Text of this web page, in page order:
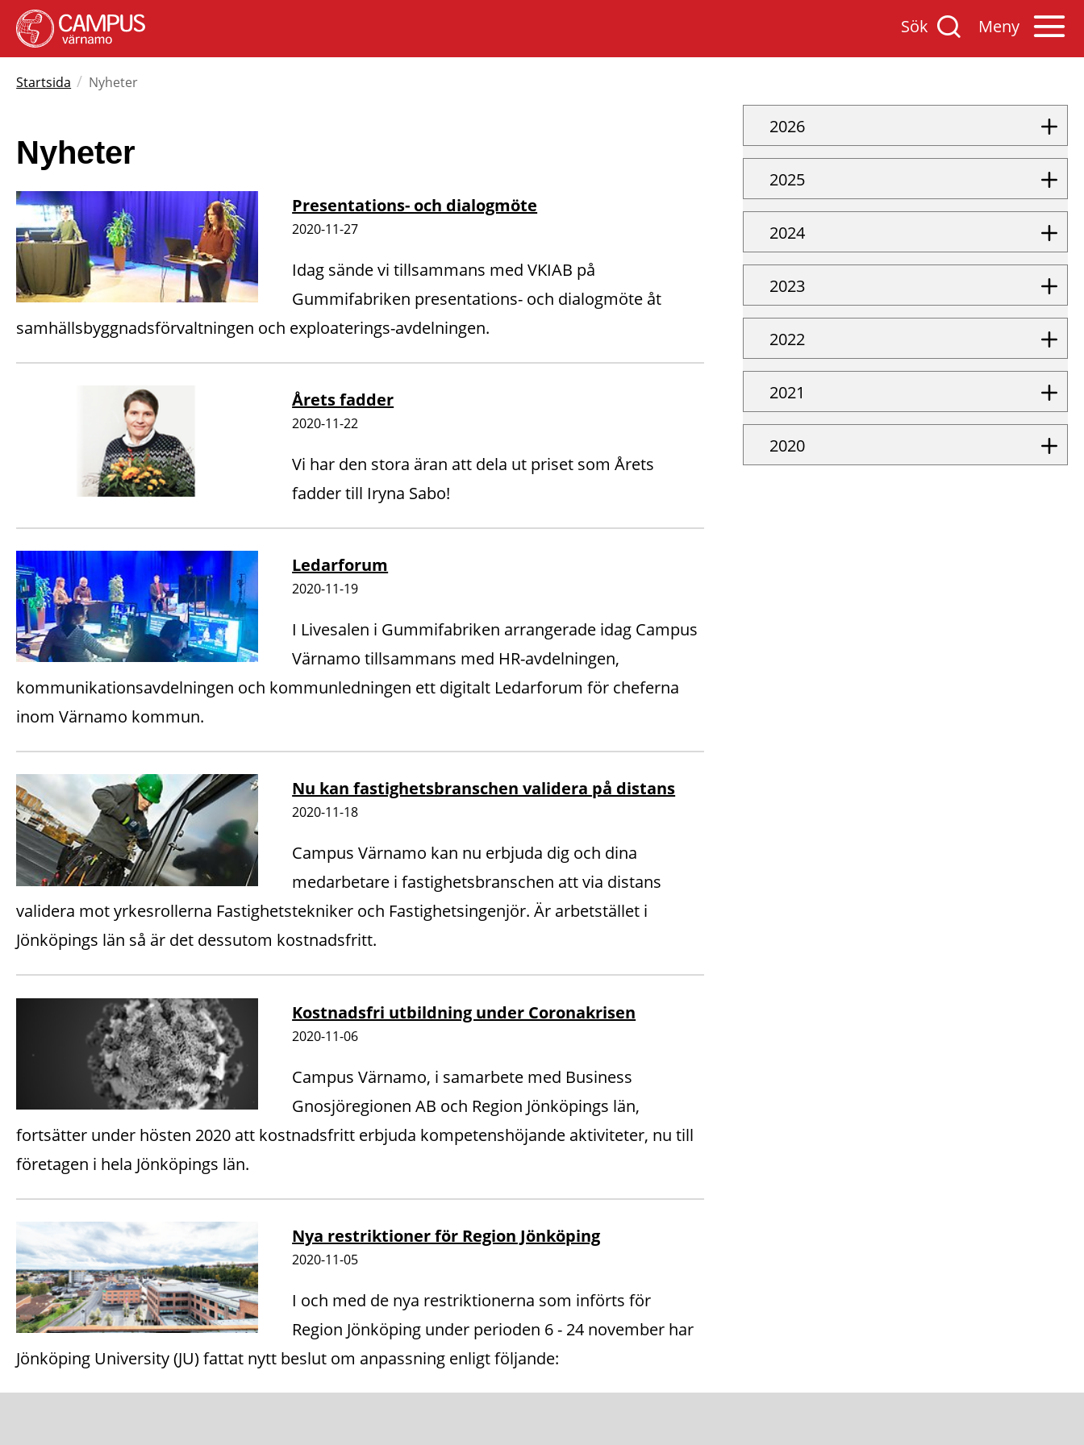
på
Sök
mobilmenyn
Meny
Startsida / Nyheter
Nyheter
Presentations- och dialogmöte
2020-11-27
Idag sände vi tillsammans med VKIAB på
Gummifabriken presentations- och dialogmöte åt
samhällsbyggnadsförvaltningen och exploaterings-avdelningen.
Årets fadder
2020-11-22
Vi har den stora äran att dela ut priset som Årets
fadder till Iryna Sabo!
Ledarforum
2020-11-19
I Livesalen i Gummifabriken arrangerade idag Campus
Värnamo tillsammans med HR-avdelningen,
kommunikationsavdelningen och kommunledningen ett digitalt Ledarforum för cheferna
inom Värnamo kommun.
Nu kan fastighetsbranschen validera på distans
2020-11-18
Campus Värnamo kan nu erbjuda dig och dina
medarbetare i fastighetsbranschen att via distans
validera mot yrkesrollerna Fastighetstekniker och Fastighetsingenjör. Är arbetstället i
Jönköpings län så är det dessutom kostnadsfritt.
Kostnadsfri utbildning under Coronakrisen
2020-11-06
Campus Värnamo, i samarbete med Business
Gnosjöregionen AB och Region Jönköpings län,
fortsätter under hösten 2020 att kostnadsfritt erbjuda kompetenshöjande aktiviteter, nu till
företagen i hela Jönköpings län.
Nya restriktioner för Region Jönköping
2020-11-05
I och med de nya restriktionerna som införts för
Region Jönköping under perioden 6 - 24 november har
Jönköping University (JU) fattat nytt beslut om anpassning enligt följande:
2026
2025
2024
2023
2022
2021
2020